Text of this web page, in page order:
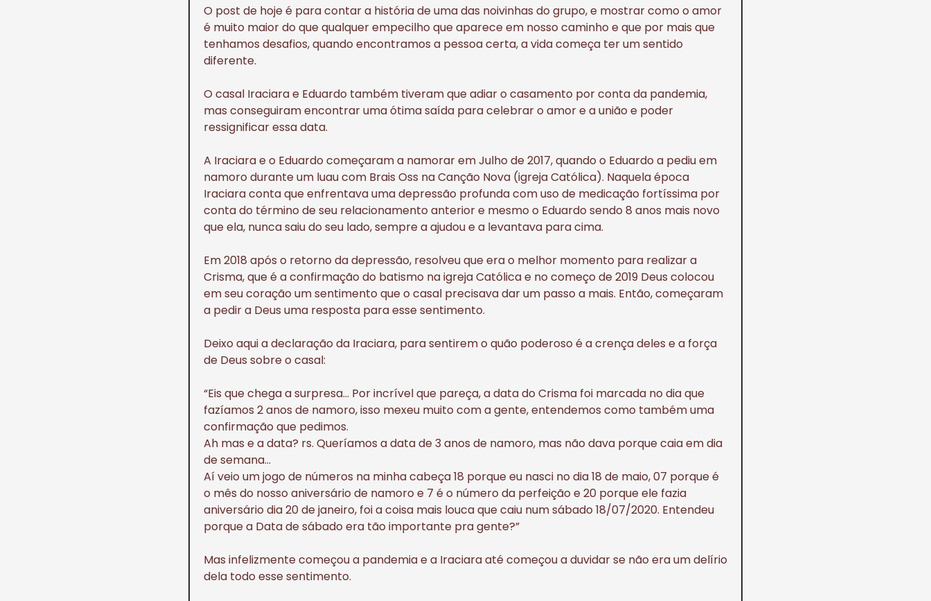
O post de hoje é para contar a história de uma das noivinhas do grupo, e mostrar como o amor
é muito maior do que qualquer empecilho que aparece em nosso caminho e que por mais que
tenhamos desafios, quando encontramos a pessoa certa, a vida começa ter um sentido
diferente.
O casal Iraciara e Eduardo também tiveram que adiar o casamento por conta da pandemia,
mas conseguiram encontrar uma ótima saída para celebrar o amor e a união e poder
ressignificar essa data.
A Iraciara e o Eduardo começaram a namorar em Julho de 2017, quando o Eduardo a pediu em
namoro durante um luau com Brais Oss na Canção Nova (igreja Católica). Naquela época
Iraciara conta que enfrentava uma depressão profunda com uso de medicação fortíssima por
conta do término de seu relacionamento anterior e mesmo o Eduardo sendo 8 anos mais novo
que ela, nunca saiu do seu lado, sempre a ajudou e a levantava para cima.
Em 2018 após o retorno da depressão, resolveu que era o melhor momento para realizar a
Crisma, que é a confirmação do batismo na igreja Católica e no começo de 2019 Deus colocou
em seu coração um sentimento que o casal precisava dar um passo a mais. Então, começaram
a pedir a Deus uma resposta para esse sentimento.
Deixo aqui a declaração da Iraciara, para sentirem o quão poderoso é a crença deles e a força
de Deus sobre o casal:
“Eis que chega a surpresa… Por incrível que pareça, a data do Crisma foi marcada no dia que
fazíamos 2 anos de namoro, isso mexeu muito com a gente, entendemos como também uma
confirmação que pedimos.
Ah mas e a data? rs. Queríamos a data de 3 anos de namoro, mas não dava porque caia em dia
de semana…
Aí veio um jogo de números na minha cabeça 18 porque eu nasci no dia 18 de maio, 07 porque é
o mês do nosso aniversário de namoro e 7 é o número da perfeição e 20 porque ele fazia
aniversário dia 20 de janeiro, foi a coisa mais louca que caiu num sábado 18/07/2020. Entendeu
porque a Data de sábado era tão importante pra gente?”
Mas infelizmente começou a pandemia e a Iraciara até começou a duvidar se não era um delírio
dela todo esse sentimento.